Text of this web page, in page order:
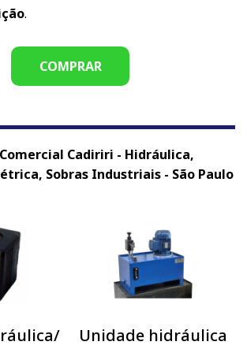
.
COMPRAR
Cadiriri - Hidráulica,
Sobras Industriais - São Paulo
Unidade hidráulica